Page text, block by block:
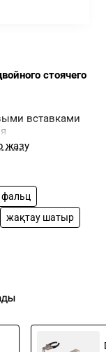
жазу
стоячего
вставками
и
фальц
жақтау шатыр